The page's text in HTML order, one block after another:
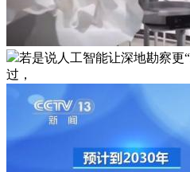
若是说人工智能让深地勘察更
过，